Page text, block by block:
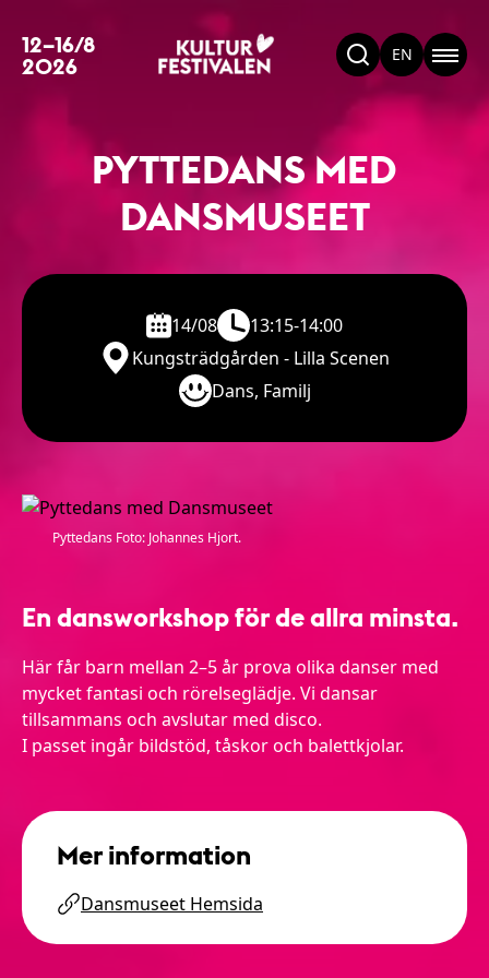
12–16/8
2026 EN
PYTTEDANS MED
DANSMUSEET
14/08
13:15-14:00
Kungsträdgården - Lilla Scenen
Dans, Familj
Pyttedans Foto: Johannes Hjort.
En dansworkshop för de allra minsta.
Här får barn mellan 2–5 år prova olika danser med
mycket fantasi och rörelseglädje. Vi dansar
tillsammans och avslutar med disco.
I passet ingår bildstöd, tåskor och balettkjolar.
Mer information
Dansmuseet Hemsida